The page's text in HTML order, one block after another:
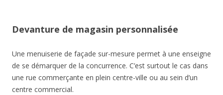
Devanture de magasin personnalisée
Une menuiserie de façade sur-mesure permet à une enseigne
de se démarquer de la concurrence. C’est surtout le cas dans
une rue commerçante en plein centre-ville ou au sein d’un
centre commercial.